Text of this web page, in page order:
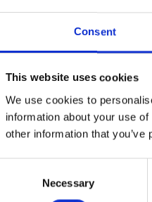
Consent
This website uses cookies
We use cookies to
information about your use
other information that
Necessary
1,35 m
2,50 m
m
10,20 m
rolsteiger: 11,20 m
per platform: 250 Kg
rolsteiger: 750 Kg
362 Kg
EN 1004, EN 1298, TÜV-GS
III (200 Kg/m²)